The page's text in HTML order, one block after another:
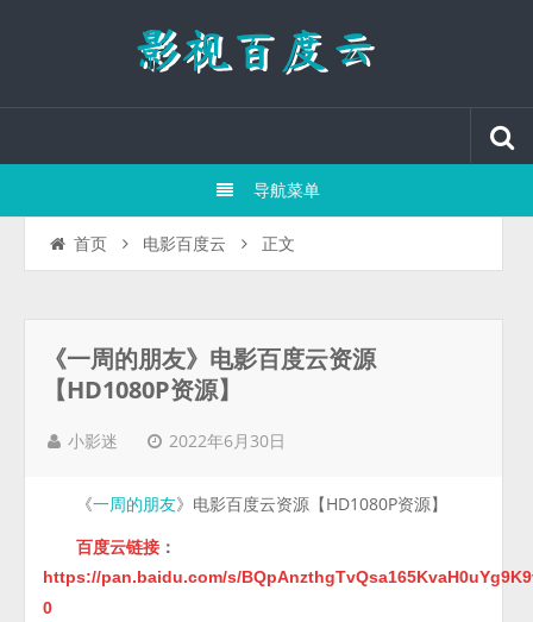
导航菜单
首页 电影百度云 正文
《一周的朋友》电影百度云资源
【HD1080P资源】
小影迷 2022年6月30日
《一周的朋友》电影百度云资源【HD1080P资源】
百度云链接 ：
https://pan.baidu.com/s/
0